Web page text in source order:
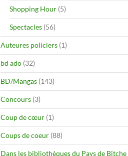
Shopping Hour (5)
Spectacles (56)
Auteures policiers (1)
bd ado (32)
BD/Mangas (143)
Concours (3)
Coup de cœur (1)
Coups de coeur (88)
Dans les bibliothèques du Pays de Bitche